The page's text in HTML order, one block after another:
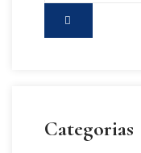
Categorias